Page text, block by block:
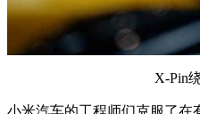
X-Pin
小米汽车的工程师们克服了在